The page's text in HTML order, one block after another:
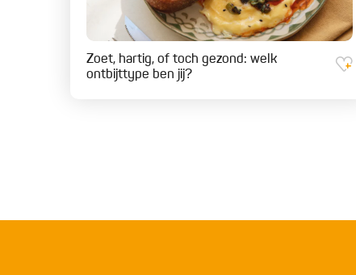
Zoet, hartig, of toch gezond: welk
ontbijttype ben jij?